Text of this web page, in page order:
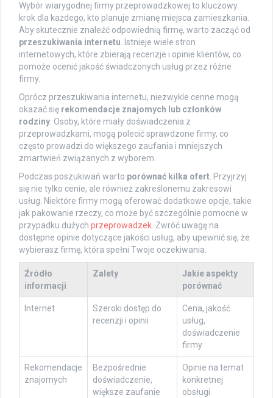
Wybór wiarygodnej firmy przeprowadzkowej to kluczowy
krok dla każdego, kto planuje zmianę miejsca zamieszkania.
Aby skutecznie znaleźć odpowiednią firmę, warto zacząć od
przeszukiwania internetu . Istnieje wiele stron
internetowych, które zbierają recenzje i opinie klientów, co
pomoże ocenić jakość świadczonych usług przez różne
firmy.
Oprócz przeszukiwania internetu, niezwykle cenne mogą
okazać się rekomendacje znajomych lub członków
rodziny . Osoby, które miały doświadczenia z
przeprowadzkami, mogą polecić sprawdzone firmy, co
często prowadzi do większego zaufania i mniejszych
zmartwień związanych z wyborem.
Podczas poszukiwań warto porównać kilka ofert . Przyjrzyj
się nie tylko cenie, ale również zakreślonemu zakresowi
usług. Niektóre firmy mogą oferować dodatkowe opcje, takie
jak pakowanie rzeczy, co może być szczególnie pomocne w
przypadku dużych przeprowadzek . Zwróć uwagę na
dostępne opinie dotyczące jakości usług, aby upewnić się, że
wybierasz firmę, która spełni Twoje oczekiwania.
Źródło
informacji
Zalety
Jakie aspekty
porównać
Internet
Szeroki dostęp do
recenzji i opinii
Cena, jakość
usług,
doświadczenie
firmy
Rekomendacje
znajomych
Bezpośrednie
doświadczenie,
większe zaufanie
Opinie na temat
konkretnej
obsługi